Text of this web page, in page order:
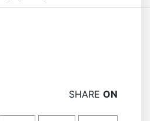
SHARE ON